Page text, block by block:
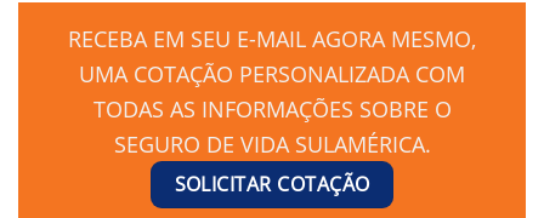
RECEBA EM SEU E-MAIL AGORA MESMO,
UMA COTAÇÃO PERSONALIZADA COM
TODAS AS INFORMAÇÕES SOBRE O
SEGURO DE VIDA SULAMÉRICA.
SOLICITAR COTAÇÃO